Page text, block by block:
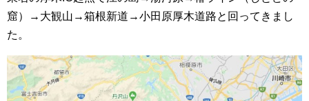
窟）→大観山→箱根新道→小田原厚木道路と回ってきまし
た。